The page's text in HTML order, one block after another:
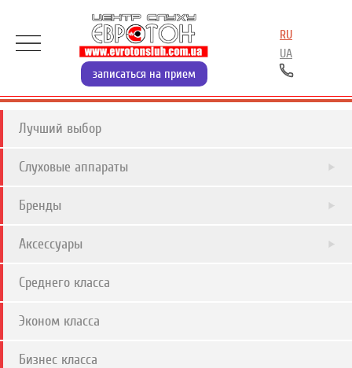
записаться на прием
RU
UA
Лучший выбор
Слуховые аппараты
Бренды
Аксессуары
Среднего класса
Эконом класса
Бизнес класса